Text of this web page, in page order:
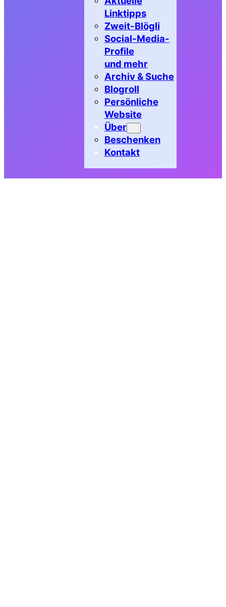
Linktipps
Zweit-Blögli
Social-Media-
Profile
und mehr
Archiv & Suche
Blogroll
Persönliche
Website
Über
Beschenken
Kontakt